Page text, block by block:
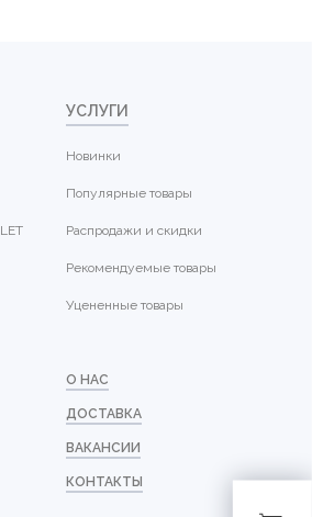
УСЛУГИ
Новинки
Популярные товары
Распродажи и скидки
Рекомендуемые товары
Уцененные товары
О НАС
ДОСТАВКА
ВАКАНСИИ
КОНТАКТЫ